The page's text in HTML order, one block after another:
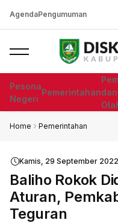
AgendaPengumuman
Pesona
Negeri
Pemerintahandan
Home Pemerintahan
Kamis, 29 September
Baliho Rokok
Aturan,
Teguran